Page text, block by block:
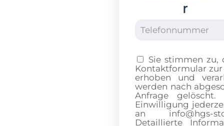
r
Sie stimmen zu,
Kontaktformular
erhoben und
werden nach
Anfrage
Einwilligung
an info@hgs-
Detaillierte